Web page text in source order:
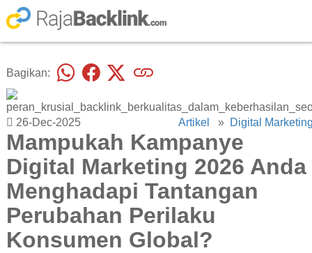
Bagikan:
26-Dec-2025 Artikel » Digital
Mampukah Kampanye
Digital Marketing 2026 Anda
Menghadapi Tantangan
Perubahan Perilaku
Konsumen Global?